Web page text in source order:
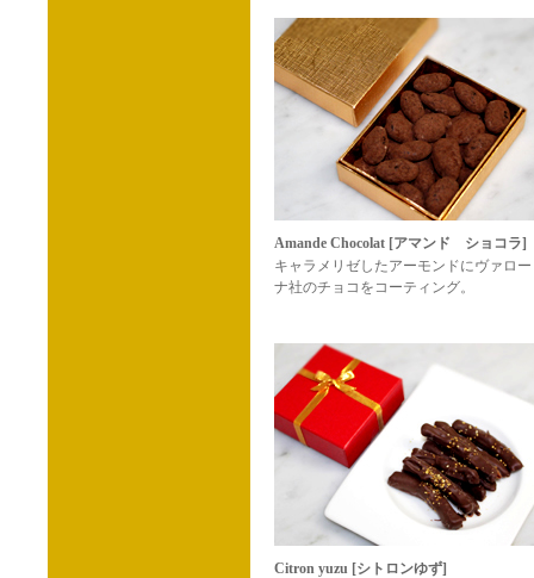
Amande Chocolat [アマンド ショコラ]
キャラメリゼしたアーモンドにヴァロー
ナ社のチョコをコーティング。
Citron yuzu [シトロンゆず]